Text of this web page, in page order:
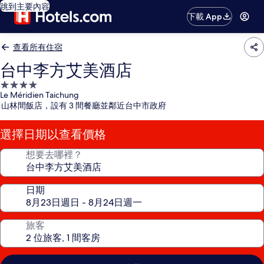
跳到主要內容
下載 App
查看所有住宿
台中李方艾美酒店
4.0
星
級
住
宿
Le Méridien Taichung
山林間飯店，設有 3 間餐廳並鄰近台中市政府
選擇日期以查看價格
想要去哪裡？
日期
旅客